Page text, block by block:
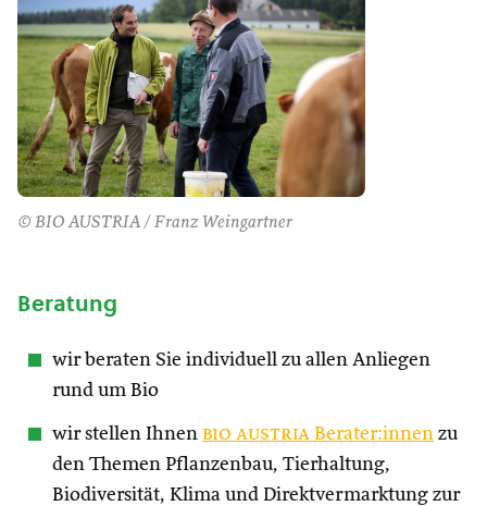
© BIO AUSTRIA / Franz Weingartner
Beratung
wir beraten Sie individuell zu allen Anliegen
rund um Bio
wir stellen Ihnen bio austria Berater:innen zu
den Themen Pflanzenbau, Tierhaltung,
Biodiversität, Klima und Direktvermarktung zur